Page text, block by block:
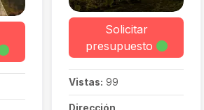
Solicitar
presupuesto
Vistas: 99